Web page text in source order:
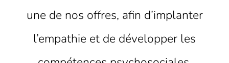
une de nos offres, afin d’implanter
l’empathie et de développer les